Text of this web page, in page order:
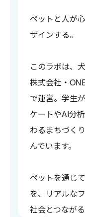
ペットと人が
ザインする。
このラボは、
株式会社・
で運営。学生
ケートやAI分
わるまちづく
んでいます。
ペットを通じ
を、リアルな
社会とつなが